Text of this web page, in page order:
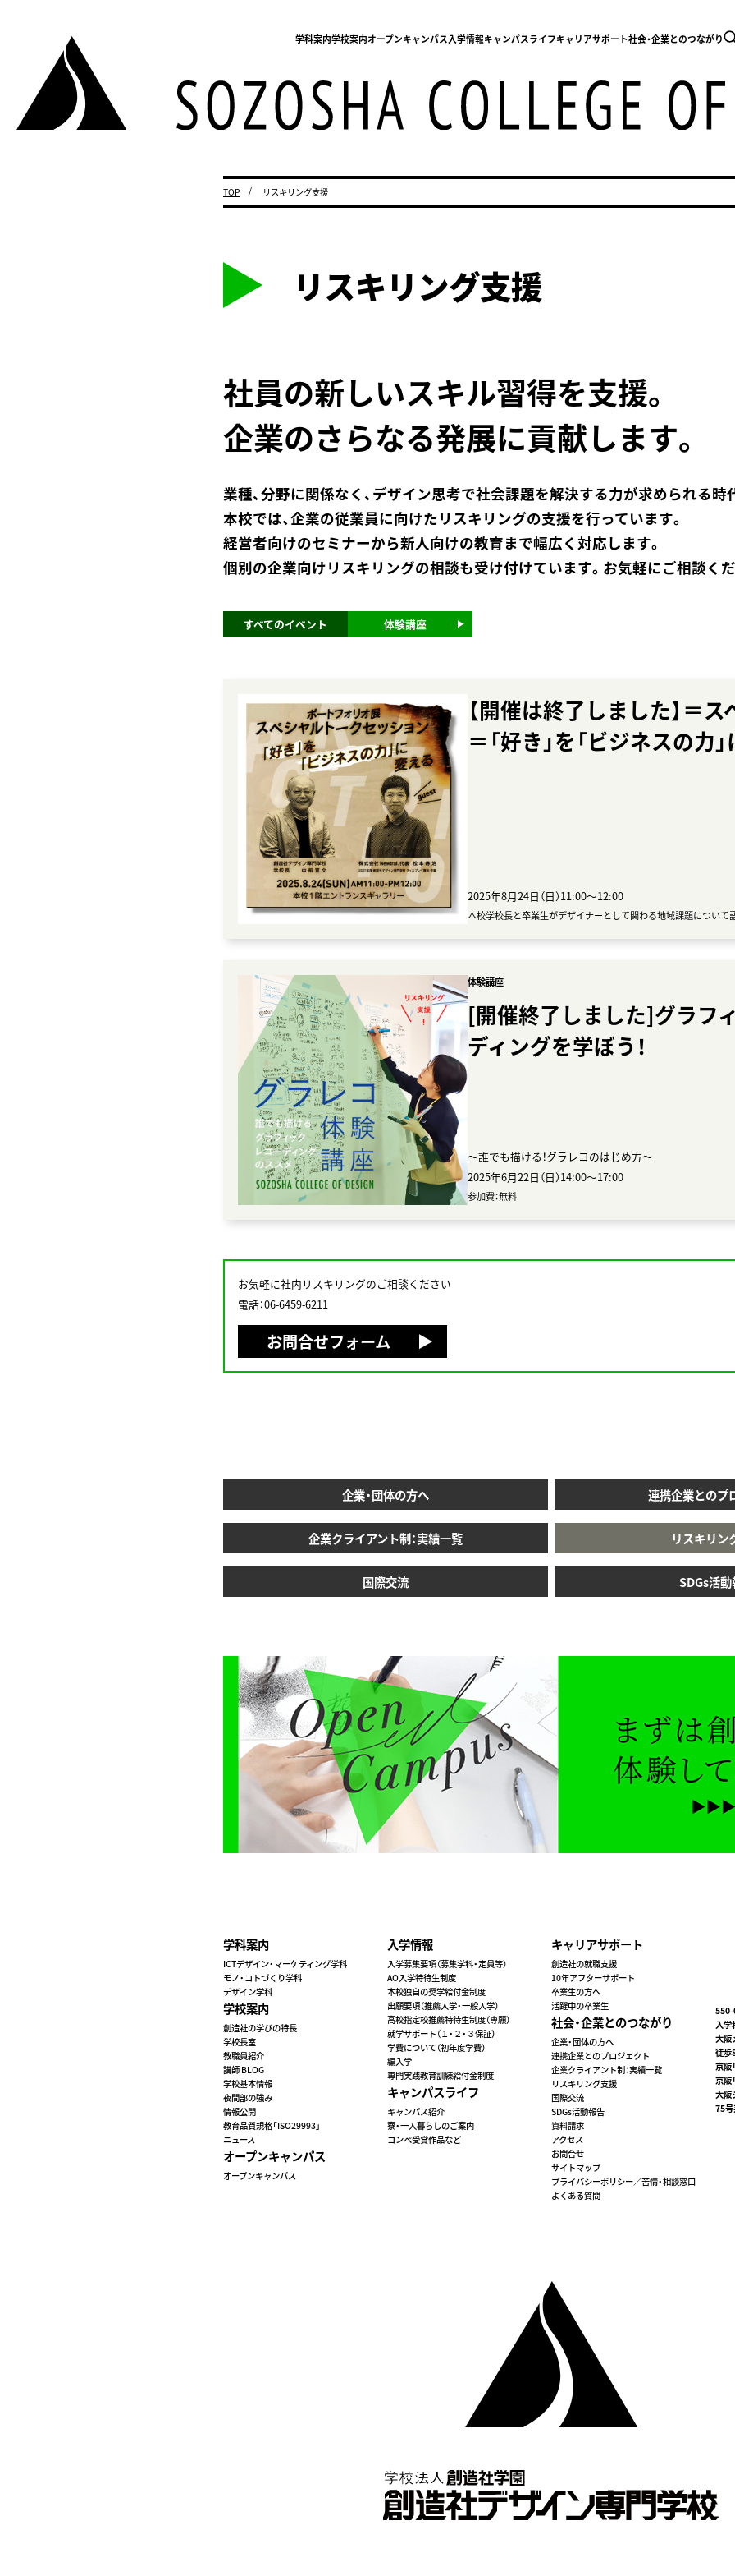
学科案内学校案内オープンキャンパス入学情報キャンパスライフキャリアサポート社会・企業とのつながり
TOP リスキリング支援
リスキリング支援
社員の新しいスキル習得を⽀援。
企業のさらなる発展に貢献します。
業種、分野に関係なく、デザイン思考で社会課題を解決する⼒が求められる時
本校では、企業の従業員に向けたリスキリングの⽀援を⾏っています。
経営者向けのセミナーから新⼈向けの教育まで幅広く対応します。
個別の企業向けリスキリングの相談も受け付けています。お気軽にご相談く
すべてのイベント 体験講座
【開催は終了しました】＝
＝「好き」を「ビジネスの力
2025年8月24日（日）11:00〜12:00
本校学校長と卒業生がデザイナーとして関わる地域課題について
体験講座
[開催終了しました]グラフ
ディングを学ぼう！
〜誰でも描ける！グラレコのはじめ方〜
2025年6月22日（日）14:00〜17:00
参加費：無料
お気軽に社内リスキリングのご相談ください
電話：06-6459-6211
お問合せフォーム
企業・団体の方へ 連携企業とのプ
企業クライアント制：実績⼀覧 リスキリン
国際交流 SDGs活
学科案内
ICTデザイン・マーケティング学科
モノ・コトづくり学科
デザイン学科
学校案内
創造社の学びの特長
学校長室
教職員紹介
講師 BLOG
学校基本情報
夜間部の強み
情報公開
教育品質規格「ISO29993」
ニュース
オープンキャンパス
オープンキャンパス
入学情報
入学募集要項（募集学科・定員等）
AO入学特待生制度
本校独自の奨学給付金制度
出願要項（推薦入学・一般入学）
高校指定校推薦特待生制度（専願）
就学サポート（１・２・３保証）
学費について（初年度学費）
編入学
専門実践教育訓練給付金制度
キャンパスライフ
キャンパス紹介
寮・一人暮らしのご案内
コンペ受賞作品など
キャリアサポート
創造社の就職支援
10年アフターサポート
卒業生の方へ
活躍中の卒業生
社会・企業とのつながり
企業・団体の方へ
連携企業とのプロジェクト
企業クライアント制：実績⼀覧
リスキリング支援
国際交流
SDGs活動報告
資料請求
アクセス
お問合せ
サイトマップ
プライバシーポリシー／苦情・相談窓口
よくある質問
550-
入
大阪
徒歩
京阪
京阪
大阪
75号